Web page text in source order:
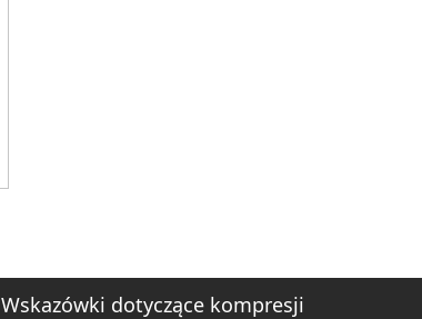
Wskazówki dotyczące kompresji